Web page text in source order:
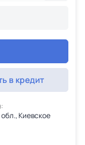
в кредит
Киевское